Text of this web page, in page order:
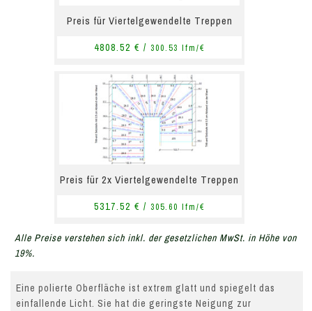
Preis für Viertelgewendelte Treppen
4808.52 € / 300.53 lfm/€
Preis für 2x Viertelgewendelte Treppen
5317.52 € / 305.60 lfm/€
Alle Preise verstehen sich inkl. der gesetzlichen MwSt. in Höhe von
19%.
Eine polierte Oberfläche ist extrem glatt und spiegelt das
einfallende Licht. Sie hat die geringste Neigung zur